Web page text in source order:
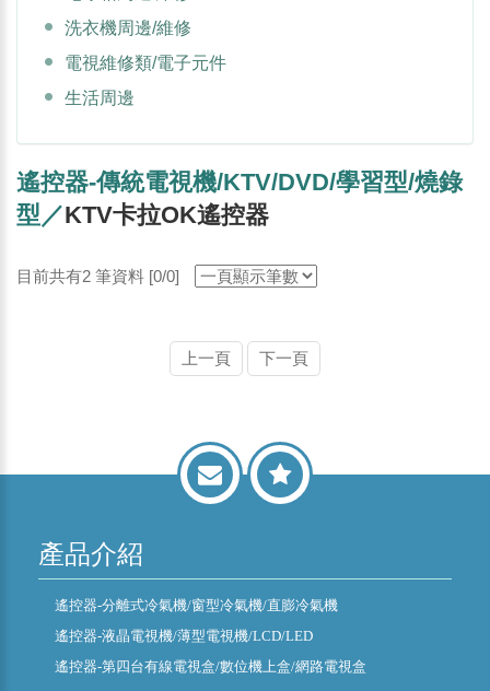
洗衣機周邊/維修
電視維修類/電子元件
生活周邊
遙控器-傳統電視機/KTV/DVD/學習型/燒錄
型／KTV卡拉OK遙控器
目前共有2 筆資料 [0/0]
上一頁 下一頁
產品介紹
遙控器-分離式冷氣機/窗型冷氣機/直膨冷氣機
遙控器-液晶電視機/薄型電視機/LCD/LED
遙控器-第四台有線電視盒/數位機上盒/網路電視盒